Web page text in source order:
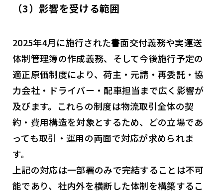
（3）影響を受ける範囲
2025年4月に施行された書面交付義務や実運送
体制管理簿の作成義務、そして今後施行予定の
適正原価制度により、荷主・元請・再委託・協
力会社・ドライバー・配車担当まで広く影響が
及びます。これらの制度は物流取引全体の契
約・費用構造を対象とするため、どの立場であ
っても取引・運用の両面で対応が求められま
す。
上記の対応は一部署のみで完結することは不可
能であり、社内外を横断した体制を構築するこ